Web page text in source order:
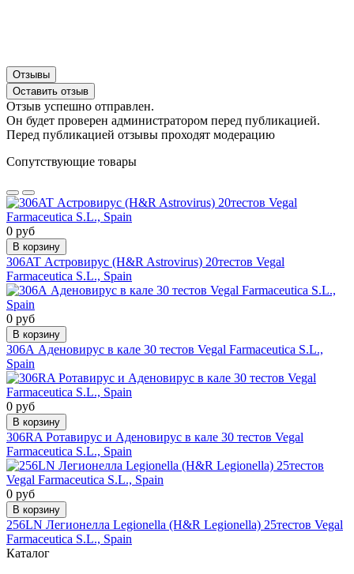
Отзывы
Оставить отзыв
Отзыв успешно отправлен.
Он будет проверен администратором перед публикацией.
Перед публикацией отзывы проходят модерацию
Сопутствующие товары
0 руб
В корзину
306AT Астровирус (H&R Astrovirus) 20тестов Vegal
Farmaceutica S.L., Spain
0 руб
В корзину
306А Аденовирус в кале 30 тестов Vegal Farmaceutica S.L.,
Spain
0 руб
В корзину
306RA Ротавирус и Аденовирус в кале 30 тестов Vegal
Farmaceutica S.L., Spain
0 руб
В корзину
256LN Легионелла Legionella (H&R Legionella) 25тестов Vegal
Farmaceutica S.L., Spain
Каталог